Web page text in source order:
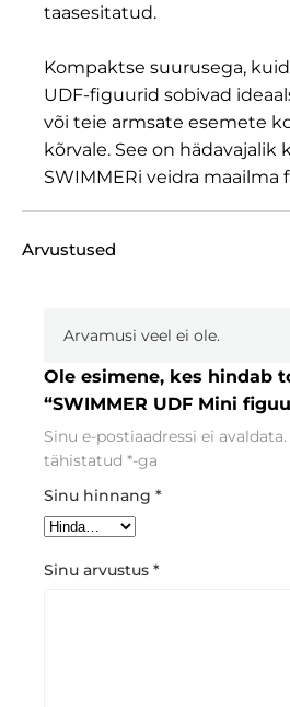
taasesitatud.
Kompaktse suurusega,
UDF-figuurid sobivad
või teie armsate esemete
kõrvale. See on hädavajalik
SWIMMERi veidra maailma
Arvustused
Arvamusi veel ei ole.
Ole esimene, kes hindab
“SWIMMER UDF Mini
Sinu e-postiaadressi ei avaldata.
tähistatud *-ga
Sinu hinnang *
Sinu arvustus *